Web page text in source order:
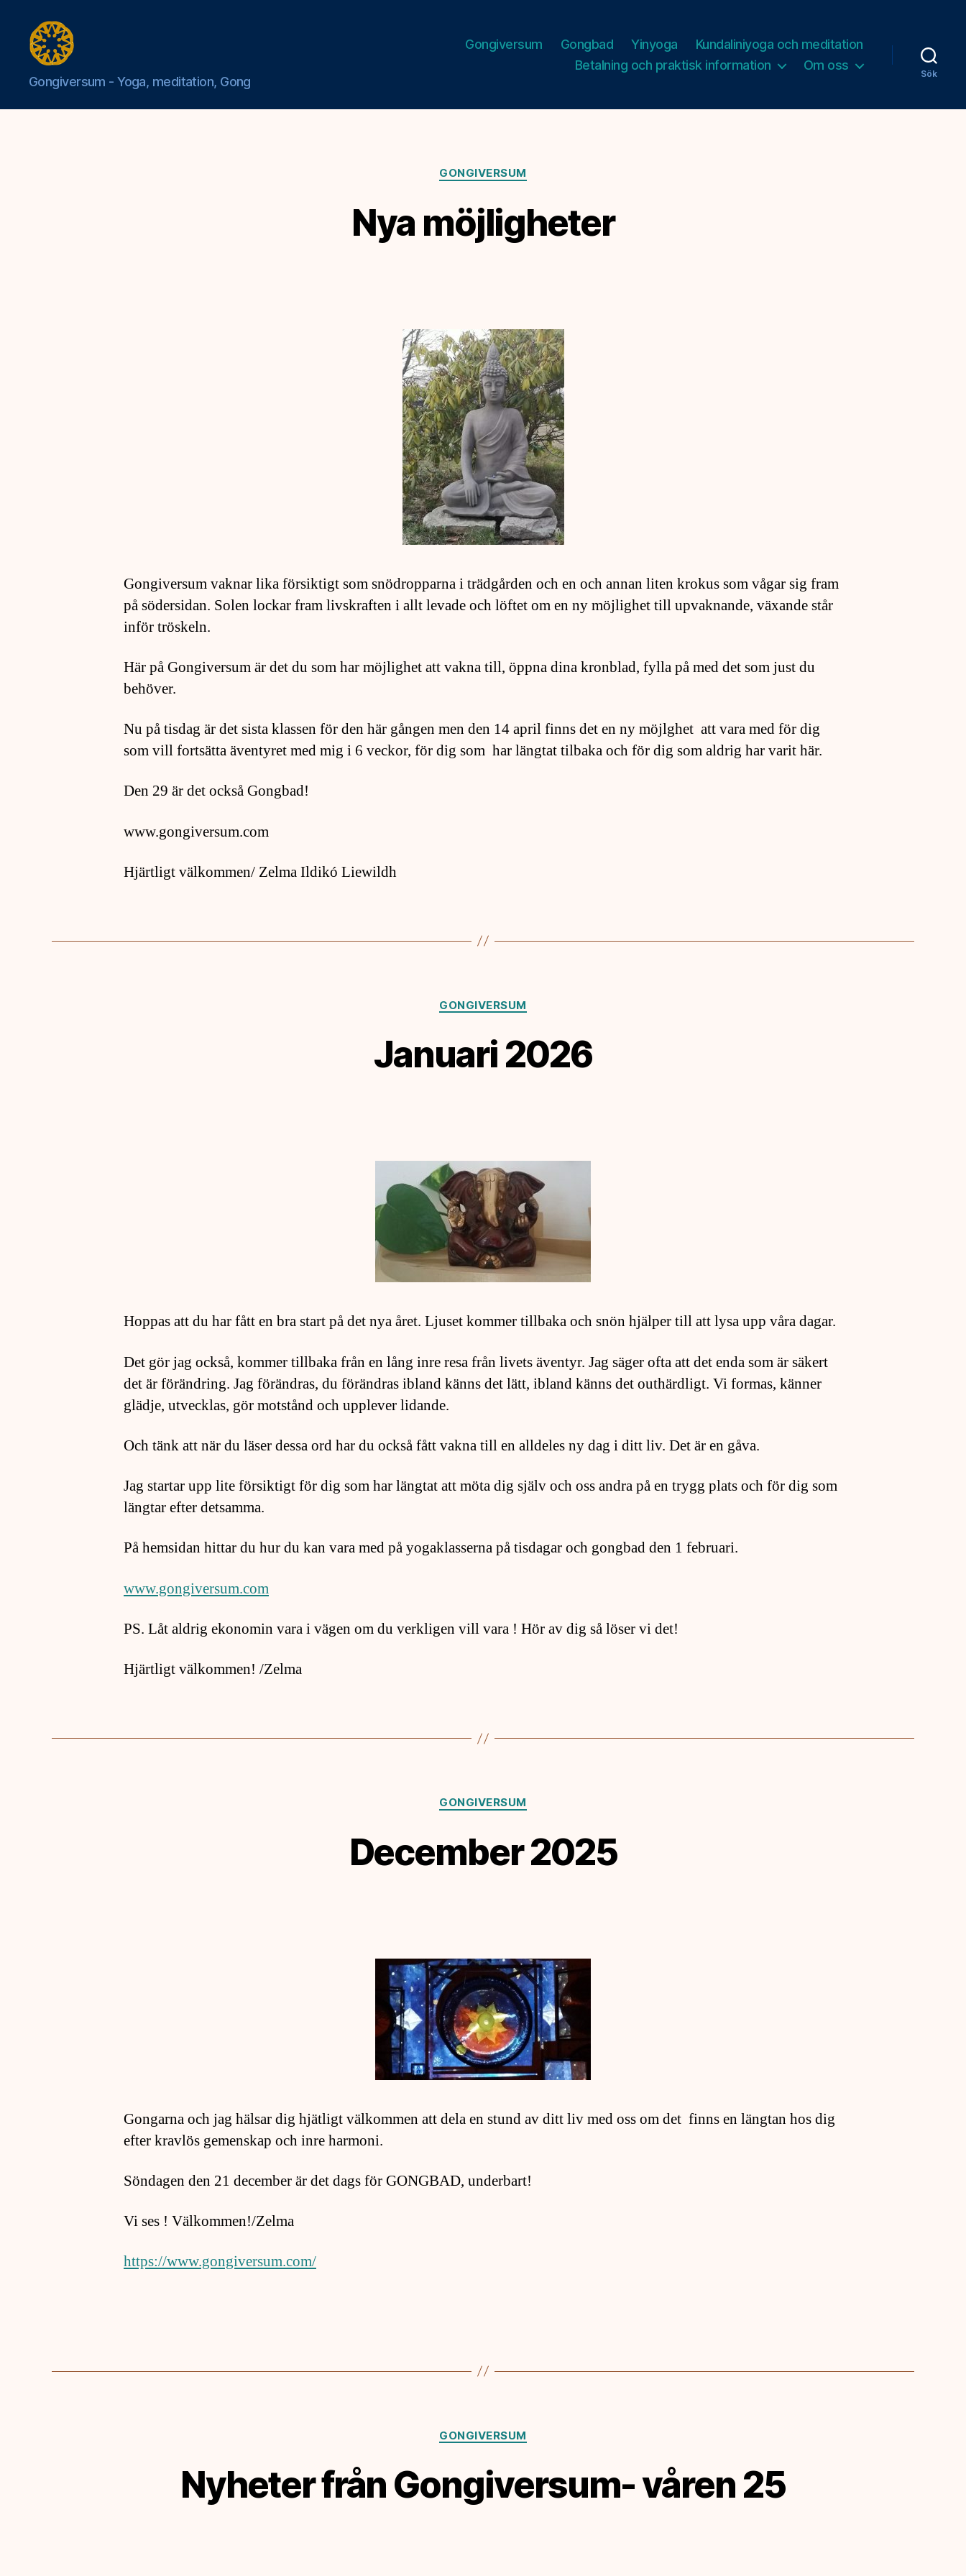
Gongiversum
-
Gongiversum - Yoga, meditation, Gong
Gongiversum Gongbad Yinyoga
Kundaliniyoga och meditation
Betalning och praktisk information
Om oss
Sök
Kategorier
GONGIVERSUM
Nya möjligheter
Gongiversum vaknar lika försiktigt som snödropparna i trädgården och en och annan liten krokus som vågar sig fram
på södersidan. Solen lockar fram livskraften i allt levade och löftet om en ny möjlighet till upvaknande, växande står
inför tröskeln.
Här på Gongiversum är det du som har möjlighet att vakna till, öppna dina kronblad, fylla på med det som just du
behöver.
Nu på tisdag är det sista klassen för den här gången men den 14 april finns det en ny möjlghet att vara med för dig
som vill fortsätta äventyret med mig i 6 veckor, för dig som har längtat tilbaka och för dig som aldrig har varit här.
Den 29 är det också Gongbad!
www.gongiversum.com
Hjärtligt välkommen/ Zelma Ildikó Liewildh
Kategorier
GONGIVERSUM
Januari 2026
Hoppas att du har fått en bra start på det nya året. Ljuset kommer tillbaka och snön hjälper till att lysa upp våra dagar.
Det gör jag också, kommer tillbaka från en lång inre resa från livets äventyr. Jag säger ofta att det enda som är säkert
det är förändring. Jag förändras, du förändras ibland känns det lätt, ibland känns det outhärdligt. Vi formas, känner
glädje, utvecklas, gör motstånd och upplever lidande.
Och tänk att när du läser dessa ord har du också fått vakna till en alldeles ny dag i ditt liv. Det är en gåva.
Jag startar upp lite försiktigt för dig som har längtat att möta dig själv och oss andra på en trygg plats och för dig som
längtar efter detsamma.
På hemsidan hittar du hur du kan vara med på yogaklasserna på tisdagar och gongbad den 1 februari.
www.gongiversum.com
PS. Låt aldrig ekonomin vara i vägen om du verkligen vill vara ! Hör av dig så löser vi det!
Hjärtligt välkommen! /Zelma
Kategorier
GONGIVERSUM
December 2025
Gongarna och jag hälsar dig hjätligt välkommen att dela en stund av ditt liv med oss om det finns en längtan hos dig
efter kravlös gemenskap och inre harmoni.
Söndagen den 21 december är det dags för GONGBAD, underbart!
Vi ses ! Välkommen!/Zelma
https://www.gongiversum.com/
Kategorier
GONGIVERSUM
Nyheter från Gongiversum- våren 25